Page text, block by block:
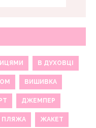
В ДУХОВЦІ
ВИШИВКА
ДЖЕМПЕР
ПЛЯЖА ЖАКЕТ